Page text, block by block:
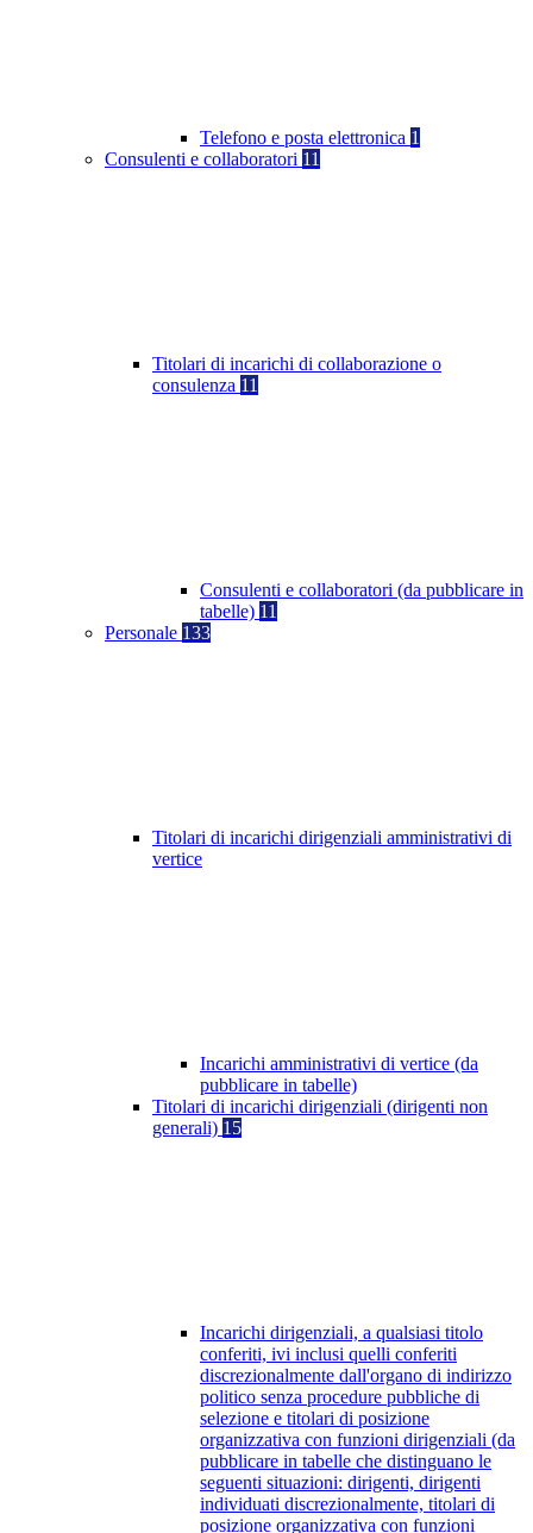
Telefono e posta elettronica 1
Consulenti e collaboratori 11
Titolari di incarichi di collaborazione o
consulenza 11
Consulenti e collaboratori (da pubblicare in
tabelle) 11
Personale 133
Titolari di incarichi dirigenziali amministrativi di
vertice
Incarichi amministrativi di vertice (da
pubblicare in tabelle)
Titolari di incarichi dirigenziali (dirigenti non
generali) 15
Incarichi dirigenziali, a qualsiasi titolo
conferiti, ivi inclusi quelli conferiti
discrezionalmente dall'organo di indirizzo
politico senza procedure pubbliche di
selezione e titolari di posizione
organizzativa con funzioni dirigenziali (da
pubblicare in tabelle che distinguano le
seguenti situazioni: dirigenti, dirigenti
individuati discrezionalmente, titolari di
posizione organizzativa con funzioni